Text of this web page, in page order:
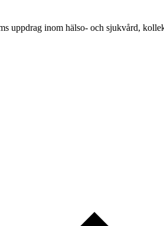
uppdrag inom hälso- och sjukvård,